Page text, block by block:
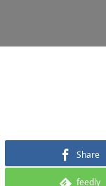
Share
feedly